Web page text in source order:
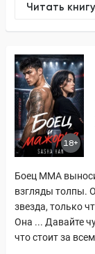
Читать книгу
18+
Боец ММА
взгляды толпы.
звезда, только
Она ... Давайте
что стоит за